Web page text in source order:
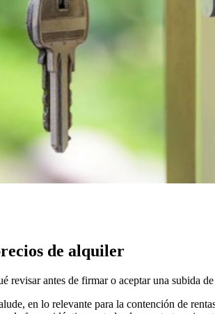
de alquiler
antes de firmar o aceptar una subida de
en lo relevante para la contención de